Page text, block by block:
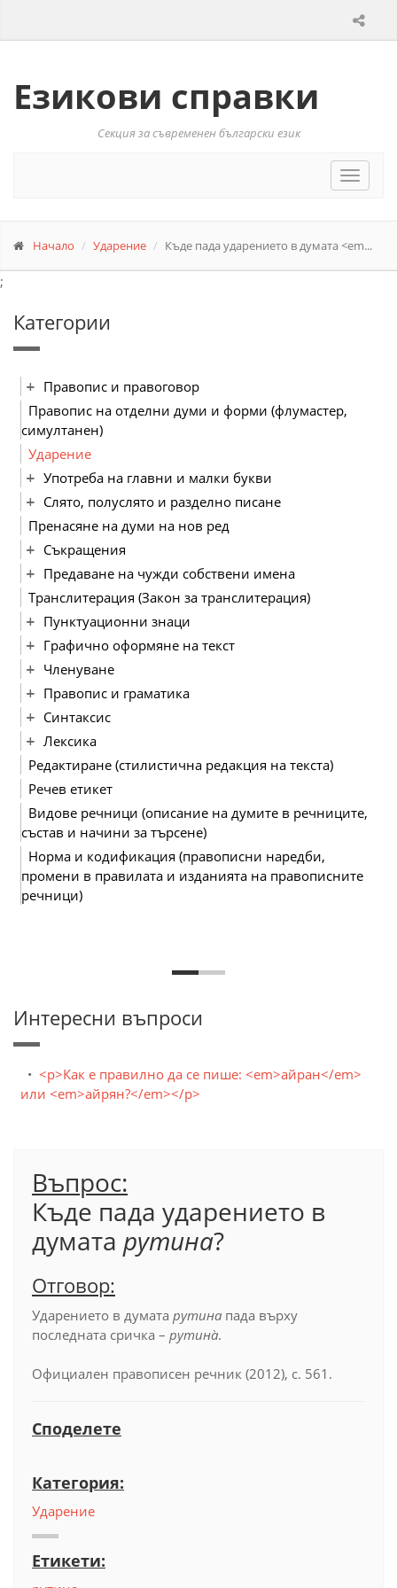
Езикови справки
Секция за съвременен български език
Toggle
Начало Ударение Къде пада ударението в думата <em...
;
Категории
Правопис и правоговор
Правопис на отделни думи и форми (флумастер,
симултанен)
Ударение
Употреба на главни и малки букви
Слято, полуслято и разделно писане
Пренасяне на думи на нов ред
Съкращения
Предаване на чужди собствени имена
Транслитерация (Закон за транслитерация)
Пунктуационни знаци
Графично оформяне на текст
Членуване
Правопис и граматика
Синтаксис
Лексика
Редактиране (стилистична редакция на текста)
Речев етикет
Видове речници (описание на думите в речниците,
състав и начини за търсене)
Норма и кодификация (правописни наредби,
промени в правилата и изданията на правописните
речници)
Интересни въпроси
<p>Как е правилно да се пише: <em>айран</em>
или <em>айрян?</em></p>
Въпрос:
Къде пада ударението в
думата рутина?
Отговор:
Ударението в думата рутина пада върху
последната сричка – рутина̀.
Официален правописен речник (2012), с. 561.
Споделете
Категория:
Ударение
Етикети: